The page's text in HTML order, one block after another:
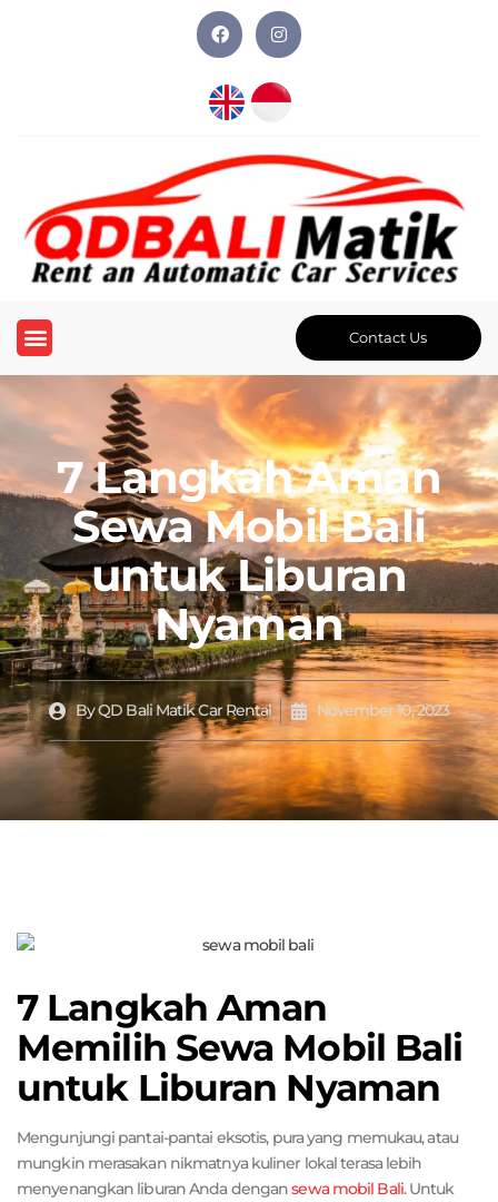
Contact Us
7 Langkah Aman
Sewa Mobil Bali
untuk Liburan
Nyaman
ByQD Bali Matik Car Rental November 10, 2023
7 Langkah Aman
Memilih Sewa Mobil Bali
untuk Liburan Nyaman
Mengunjungi pantai-pantai eksotis, pura yang memukau, atau
mungkin merasakan nikmatnya kuliner lokal terasa lebih
menyenangkan liburan Anda dengansewa mobil Bali. Untuk